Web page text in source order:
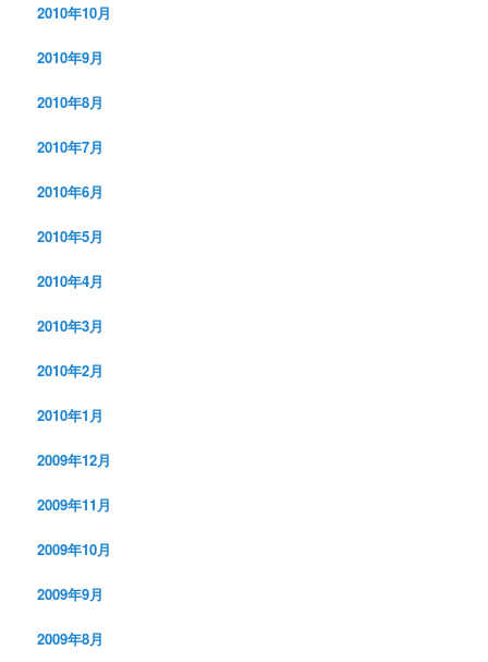
2010年10月
2010年9月
2010年8月
2010年7月
2010年6月
2010年5月
2010年4月
2010年3月
2010年2月
2010年1月
2009年12月
2009年11月
2009年10月
2009年9月
2009年8月